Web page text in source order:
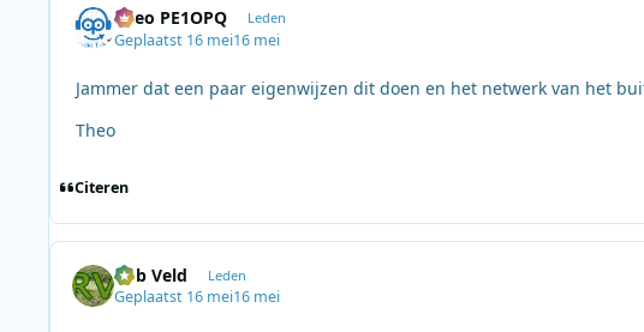
Theo PE1OPQ Leden
Geplaatst 16 mei16 mei
Jammer dat een paar eigenwijzen dit doen en het netwerk van het
Theo
Citeren
Rob Veld Leden
Geplaatst 16 mei16 mei